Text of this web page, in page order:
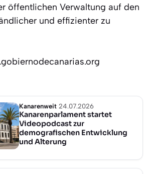
öffentlichen Verwaltung auf den
und effizienter zu
Kanarenweit 24.07.2026
Kanarenparlament startet
Videopodcast zur
demografischen Entwicklung
und Alterung